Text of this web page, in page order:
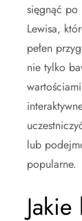
sięgnąć po
Lewisa,
pełen
nie tylko
lub
popularne.